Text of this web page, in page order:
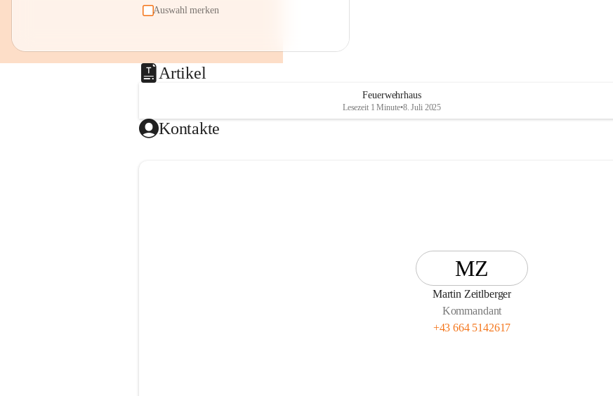
Auswahl merken
Artikel
Feuerwehrhaus
Lesezeit 1 Minute•8. Juli 2025
Kontakte
MZ
Martin Zeitlberger
Kommandant
+43 664 5142617